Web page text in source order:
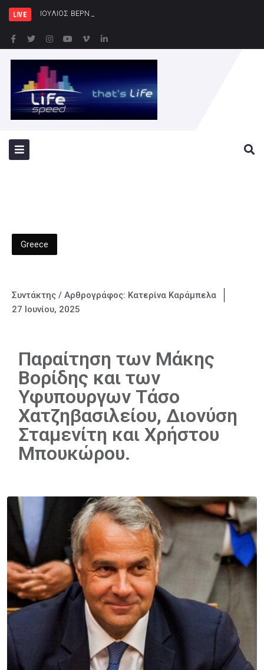
LIVE ΙΟΥΛΙΟΣ ΒΕΡΝ 200: Η Συναρπαστική Εμπ
Greece
Συντάκτης / Αρθρογράφος: Κατερίνα Καράμπελα
27 Ιουνίου, 2025
Παραίτηση των Μάκης
Βορίδης και των
Υφυπουργων Τάσο
Χατζηβασιλείου, Διονύση
Σταμενίτη και Χρήστου
Μπουκώρου.